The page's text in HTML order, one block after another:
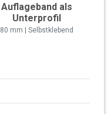
Auflageband als
Unterprofil
80 mm | Selbstklebend